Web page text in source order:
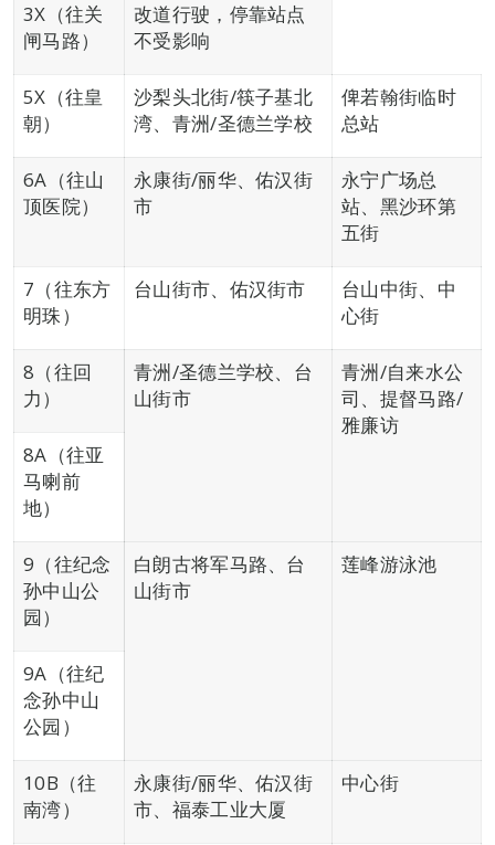
3X（往关
闸马路）
改道行驶，停靠站点
不受影响
5X（往皇
朝）
沙梨头北街/筷子基北
湾、青洲/圣德兰学校
俾若翰街临时
总站
6A（往山
顶医院）
永康街/丽华、佑汉街
市
永宁广场总
站、黑沙环第
五街
7（往东方
明珠）
台山街市、佑汉街市
台山中街、中
心街
8（往回
力）
青洲/圣德兰学校、台
山街市
青洲/自来水公
司、提督马路/
雅廉访
8A（往亚
马喇前
地）
9（往纪念
孙中山公
园）
白朗古将军马路、台
山街市
莲峰游泳池
9A（往纪
念孙中山
公园）
10B（往
南湾）
永康街/丽华、佑汉街
市、福泰工业大厦
中心街